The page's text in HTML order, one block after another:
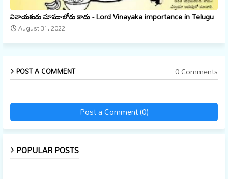
వినాయకుడు మామూలోడు కాదు - Lord Vinayaka importance in Telugu
August 31, 2022
POST A COMMENT 0 Comments
Post a Comment (0)
POPULAR POSTS